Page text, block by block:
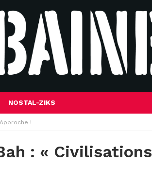
NOSTAL-ZIKS
!
: « Civilisations